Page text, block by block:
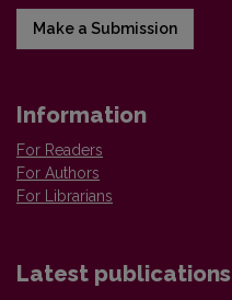
Make a Submission
Information
For Readers
For Authors
For Librarians
Latest publications